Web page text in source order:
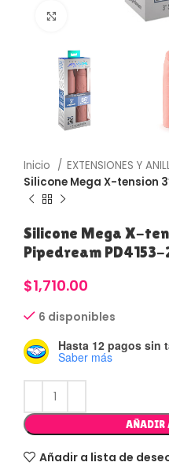
Haga Click para
Inicio
EXTENSIONES Y
Silicone Mega X-tension
Silicone Mega X-
Pipedream PD4153-
$1,710.00
6 disponibles
Hasta 12 pagos sin
Saber más
AÑADIR
Añadir a lista de